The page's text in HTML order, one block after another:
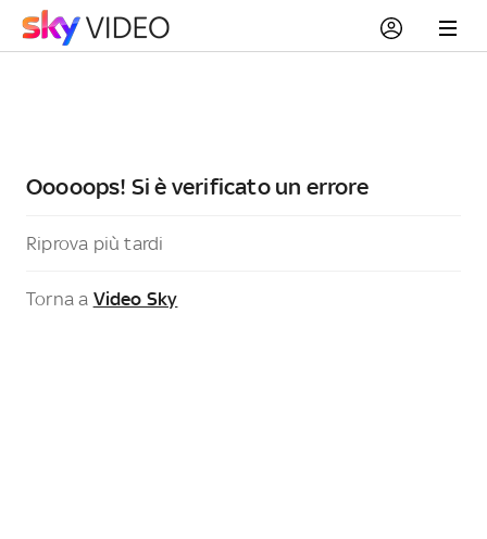
Ooooops! Si è verificato un errore
Riprova più tardi
Torna a Video Sky